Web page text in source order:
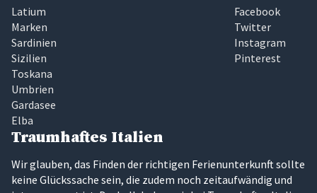
Latium
Marken
Sardinien
Sizilien
Toskana
Umbrien
Gardasee
Elba
Facebook
Twitter
Instagram
Pinterest
Traumhaftes Italien
Wir glauben, das Finden der richtigen Ferienunterkunft sollte
keine Glückssache sein, die zudem noch zeitaufwändig und